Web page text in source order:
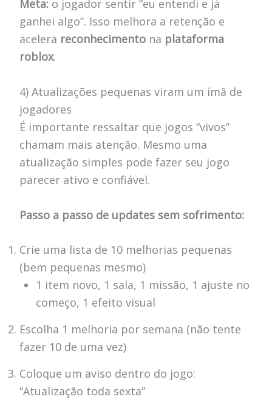
Meta:o jogador sentir “eu entendi e já
ganhei algo”. Isso melhora a retenção e
acelera reconhecimentona plataforma
roblox.
4) Atualizações pequenas viram um ímã de
jogadores
É importante ressaltar que jogos “vivos”
chamam mais atenção. Mesmo uma
atualização simples pode fazer seu jogo
parecer ativo e confiável.
Passo a passo de updates sem sofrimento:
Crie uma lista de 10 melhorias pequenas
(bem pequenas mesmo)
1 item novo, 1 sala, 1 missão, 1 ajuste no
começo, 1 efeito visual
Escolha 1 melhoria por semana (não tente
fazer 10 de uma vez)
Coloque um aviso dentro do jogo:
“Atualização toda sexta”